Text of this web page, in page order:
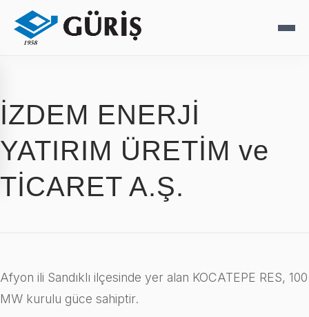
İZDEM ENERJİ
YATIRIM ÜRETİM ve
TİCARET A.Ş.
Afyon ili Sandıklı ilçesinde yer alan KOCATEPE RES, 100
MW kurulu güce sahiptir.